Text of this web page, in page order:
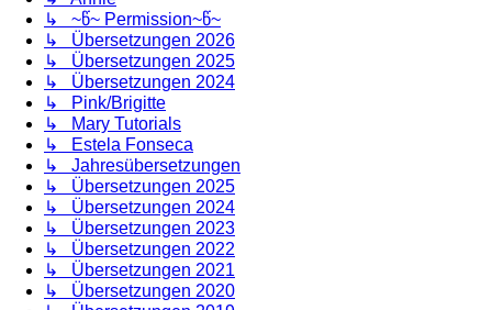
↳ ~წ~ Permission~წ~
↳ Übersetzungen 2026
↳ Übersetzungen 2025
↳ Übersetzungen 2024
↳ Pink/Brigitte
↳ Mary Tutorials
↳ Estela Fonseca
↳ Jahresübersetzungen
↳ Übersetzungen 2025
↳ Übersetzungen 2024
↳ Übersetzungen 2023
↳ Übersetzungen 2022
↳ Übersetzungen 2021
↳ Übersetzungen 2020